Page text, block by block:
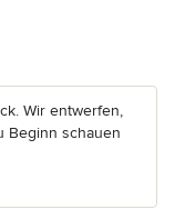
Wir entwerfen,
Beginn schauen